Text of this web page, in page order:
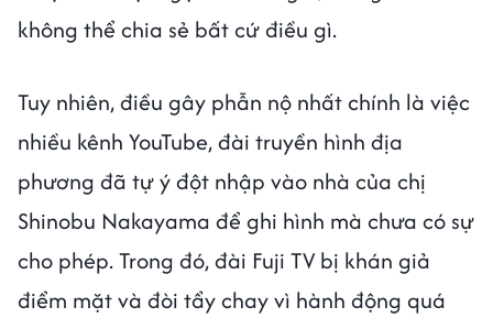
không thể chia sẻ bất cứ điều gì.
Tuy nhiên, điều gây phẫn nộ nhất chính là việc
nhiều kênh YouTube, đài truyền hình địa
phương đã tự ý đột nhập vào nhà của chị
Shinobu Nakayama để ghi hình mà chưa có sự
cho phép. Trong đó, đài Fuji TV bị khán giả
điểm mặt và đòi tẩy chay vì hành động quá